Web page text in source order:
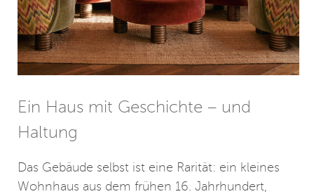
Ein Haus mit Geschichte – und
Haltung
Das Gebäude selbst ist eine Rarität: ein kleines
Wohnhaus aus dem frühen 16. Jahrhundert,